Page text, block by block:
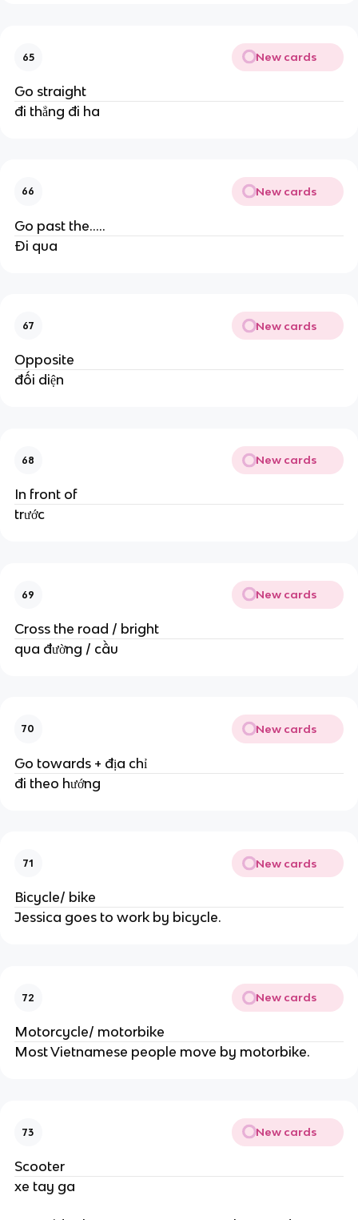
65 New cards
Go straight
đi thẳng đi ha
66 New cards
Go past the.....
Đi qua
67 New cards
Opposite
đối diện
68 New cards
In front of
trước
69 New cards
Cross the road / bright
qua đường / cầu
70 New cards
Go towards + địa chỉ
đi theo hướng
71 New cards
Bicycle/ bike
Jessica goes to work by bicycle.
72 New cards
Motorcycle/ motorbike
Most Vietnamese people move by motorbike.
73 New cards
Scooter
xe tay ga